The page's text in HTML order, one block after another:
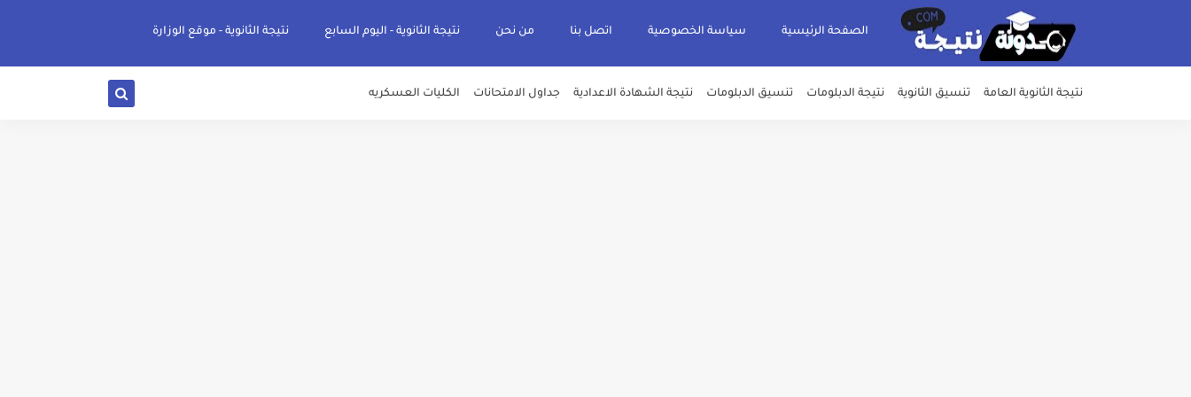
الصفحة الرئيسية سياسة الخصوصية اتصل بنا من نحن نتيجة الثانوية - اليوم السابع نتيجة الثانوية - موقع الوزارة
نتيجة الثانوية العامة تنسيق الثانوية نتيجة الدبلومات تنسيق الدبلومات نتيجة الشهادة الاعدادية جداول الامتحانات الكليات العسكريه